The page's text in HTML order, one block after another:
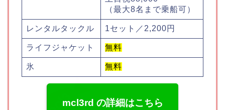
（最大8名まで乗船可）
レンタルタックル 1セット／2,200円
ライフジャケット 無料
氷 無料
mcl3rd の詳細はこちら